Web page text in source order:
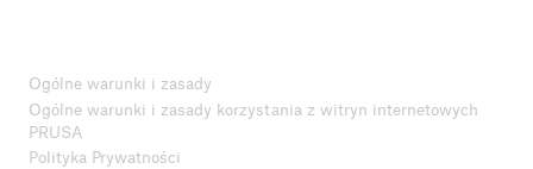
Ogólne warunki i zasady
Ogólne warunki i zasady korzystania z witryn internetowych
PRUSA
Polityka Prywatności